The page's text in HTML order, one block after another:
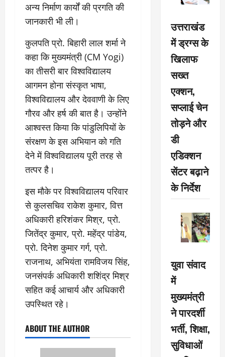
अन्य निर्माण कार्यों की प्रगति की
जानकारी भी ली।
कुलपति प्रो. बिहारी लाल शर्मा ने
कहा कि मुख्यमंत्री (CM Yogi)
का तीसरी बार विश्वविद्यालय
आगमन होना संस्कृत भाषा,
विश्वविद्यालय और देववाणी के लिए
गौरव और हर्ष की बात है। उन्होंने
आश्वस्त किया कि पांडुलिपियों के
संरक्षण के इस अभियान को गति
देने में विश्वविद्यालय पूरी तरह से
तत्पर है।
इस मौके पर विश्वविद्यालय परिवार
से कुलसचिव राकेश कुमार, वित्त
अधिकारी हरिशंकर मिश्र, प्रो.
जितेंद्र कुमार, प्रो. महेंद्र पांडेय,
प्रो. दिनेश कुमार गर्ग, प्रो.
राजनाथ, अभियंता रामविजय सिंह,
जनसंपर्क अधिकारी शशिंद्र मिश्र
सहित कई आचार्य और अधिकारी
उपस्थित रहे।
ABOUT THE AUTHOR
उत्तराखंड
में ड्रग्स के
खिलाफ
सख्त
एक्शन,
सप्लाई चेन
तोड़ने और
डी
एडिक्शन
सेंटर बढ़ाने
के निर्देश
युवा संवाद
में
मुख्यमंत्री
ने पारदर्शी
भर्ती, शिक्षा,
सुविधाओं